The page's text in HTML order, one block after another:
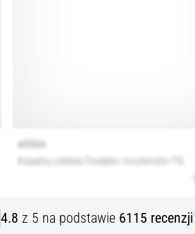
4.8 z 5 na podstawie 6115 recenzji